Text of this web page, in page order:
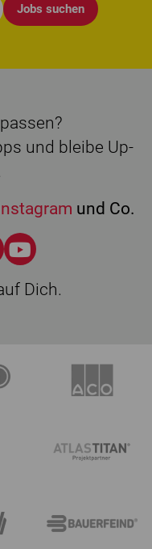
Jobs suchen
und bleibe Up-
und Co.
Dich.